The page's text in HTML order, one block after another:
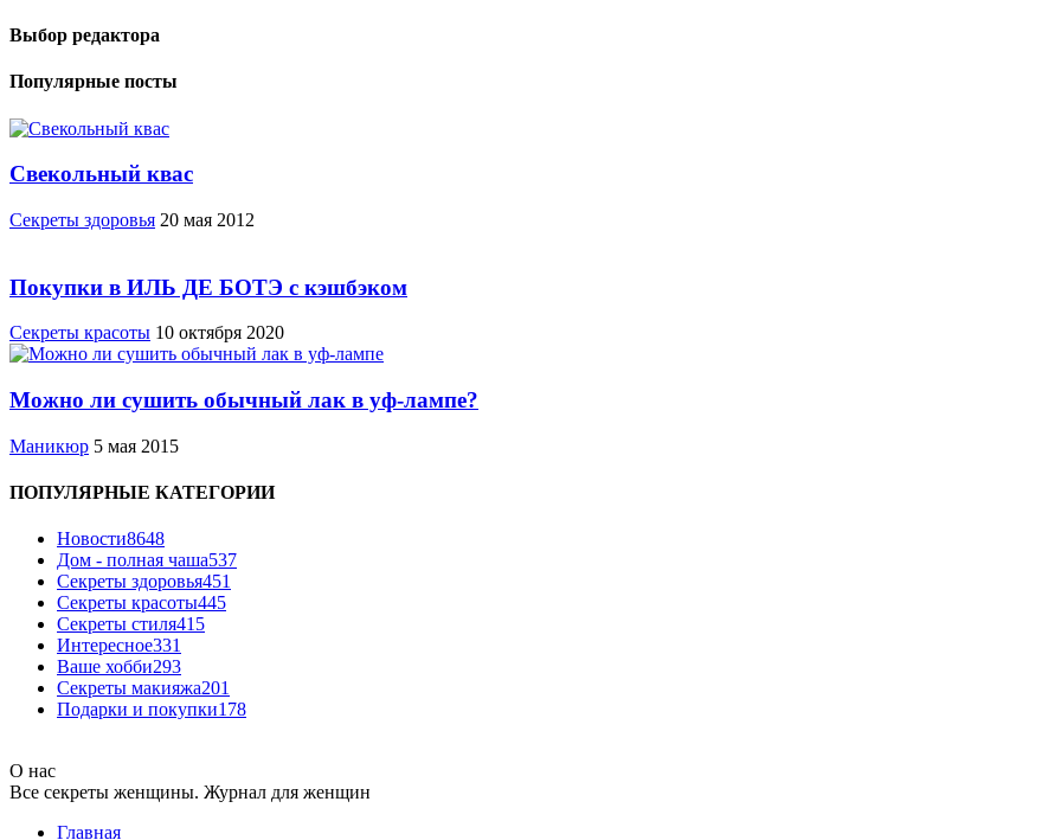
Выбор редактора
Популярные посты
Свекольный квас
Cекреты здоровья 20 мая 2012
Покупки в ИЛЬ ДЕ БОТЭ с кэшбэком
Секреты красоты 10 октября 2020
Можно ли сушить обычный лак в уф-лампе?
Маникюр 5 мая 2015
ПОПУЛЯРНЫЕ КАТЕГОРИИ
Новости8648
Дом - полная чаша537
Cекреты здоровья451
Секреты красоты445
Секреты стиля415
Интересное331
Ваше хобби293
Секреты макияжа201
Подарки и покупки178
О нас
Все секреты женщины. Журнал для женщин
Главная